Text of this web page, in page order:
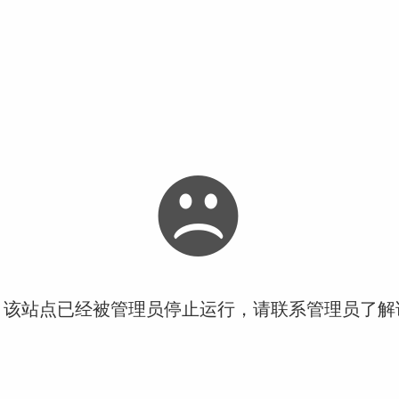
站点已经被管理员停止运行，请联系管理员了